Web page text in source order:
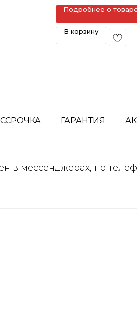
Подробнее о товаре
В корзину
ГАРАНТИЯ
в мессенджерах, по